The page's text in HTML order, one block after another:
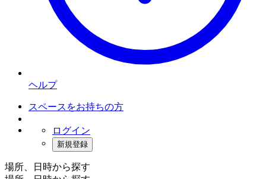
ヘルプ
スペースをお持ちの方
ログイン
新規登録
場所、日時から探す